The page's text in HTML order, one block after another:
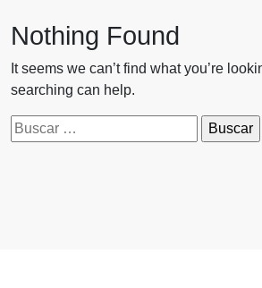
Nothing Found
It seems we can’t find what you’re
searching can help.
Buscar: